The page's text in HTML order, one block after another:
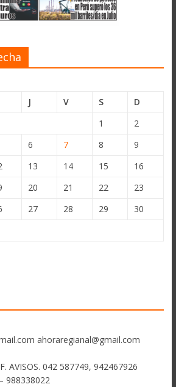
J V S
D
1
2
6 7 8
9
13 14 15
16
20 21 22
23
27 28 29
30
ahoraregianal@gmail.com
AVISOS. 042 587749, 942467926
988338022